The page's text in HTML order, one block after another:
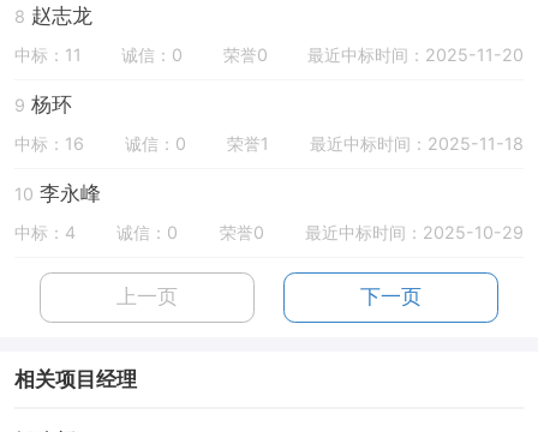
8 赵志龙
中标：11 诚信：0 荣誉0 最近中标时间：2025-11-20
9 杨环
中标：16 诚信：0 荣誉1 最近中标时间：2025-11-18
10 李永峰
中标：4 诚信：0 荣誉0 最近中标时间：2025-10-29
上一页 下一页
相关项目经理